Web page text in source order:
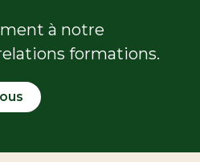
à notre
formations.